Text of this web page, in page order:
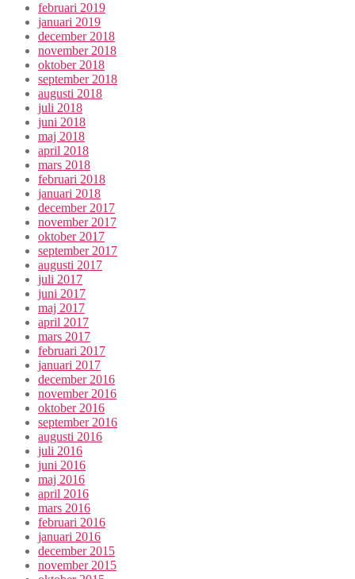
februari 2019
januari 2019
december 2018
november 2018
oktober 2018
september 2018
augusti 2018
juli 2018
juni 2018
maj 2018
april 2018
mars 2018
februari 2018
januari 2018
december 2017
november 2017
oktober 2017
september 2017
augusti 2017
juli 2017
juni 2017
maj 2017
april 2017
mars 2017
februari 2017
januari 2017
december 2016
november 2016
oktober 2016
september 2016
augusti 2016
juli 2016
juni 2016
maj 2016
april 2016
mars 2016
februari 2016
januari 2016
december 2015
november 2015